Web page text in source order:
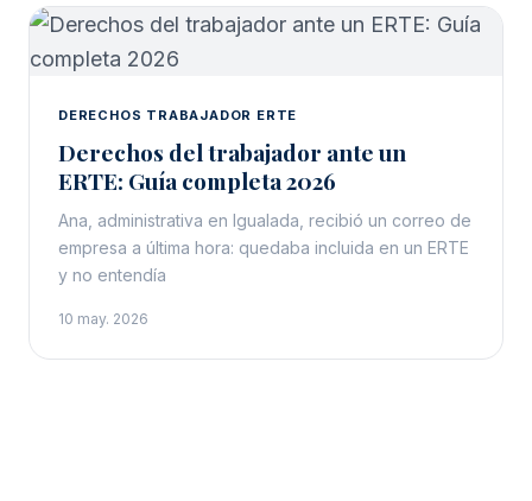
DERECHOS TRABAJADOR ERTE
Derechos del trabajador ante un
ERTE: Guía completa 2026
Ana, administrativa en Igualada, recibió un correo de
empresa a última hora: quedaba incluida en un ERTE
y no entendía
10 may. 2026